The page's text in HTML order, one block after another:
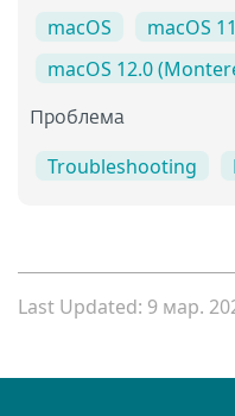
macOS
macOS
macOS 12.0
Проблема
Troubleshooting
Last Updated: 9 мар.